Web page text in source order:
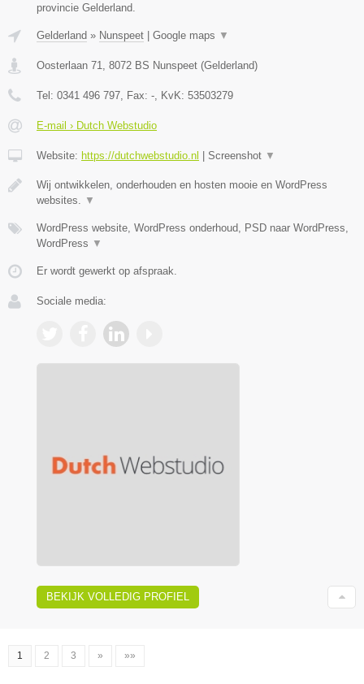
provincie Gelderland.
Gelderland » Nunspeet Google maps ▼
Oosterlaan 71, 8072 BS Nunspeet (Gelderland)
Tel: 0341 496 797, Fax: -, KvK: 53503279
E-mail › Dutch Webstudio
Website: https://dutchwebstudio.nl Screenshot ▼
Wij ontwikkelen, onderhouden en hosten mooie en WordPress
websites. ▼
WordPress website, WordPress onderhoud, PSD naar WordPress,
WordPress ▼
Er wordt gewerkt op afspraak.
Sociale media:
BEKIJK VOLLEDIG PROFIEL
1 2 3 » »»